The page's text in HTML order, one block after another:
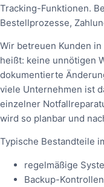
Tracking-Funktionen.
Bestellprozesse,
Wir betreuen Kunden
heißt: keine unnötigen
dokumentierte
viele Unternehmen ist
einzelner
wird so planbar und
Typische Bestandteile
regelmäßige
Backup-